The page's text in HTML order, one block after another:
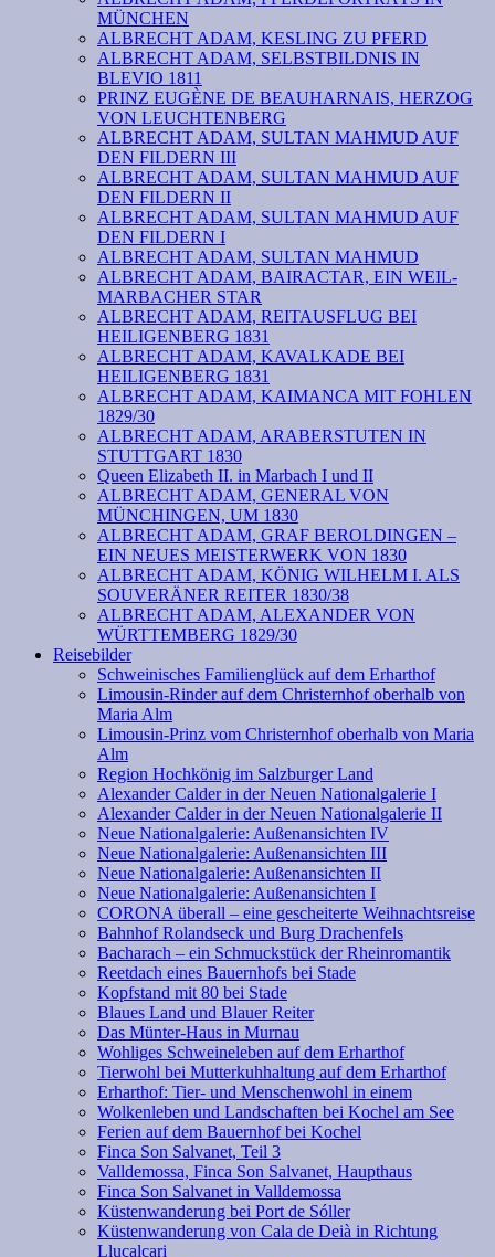
MÜNCHEN
ALBRECHT ADAM, KESLING ZU PFERD
ALBRECHT ADAM, SELBSTBILDNIS IN
BLEVIO 1811
PRINZ EUGÈNE DE BEAUHARNAIS, HERZOG
VON LEUCHTENBERG
ALBRECHT ADAM, SULTAN MAHMUD AUF
DEN FILDERN III
ALBRECHT ADAM, SULTAN MAHMUD AUF
DEN FILDERN II
ALBRECHT ADAM, SULTAN MAHMUD AUF
DEN FILDERN I
ALBRECHT ADAM, SULTAN MAHMUD
ALBRECHT ADAM, BAIRACTAR, EIN WEIL-
MARBACHER STAR
ALBRECHT ADAM, REITAUSFLUG BEI
HEILIGENBERG 1831
ALBRECHT ADAM, KAVALKADE BEI
HEILIGENBERG 1831
ALBRECHT ADAM, KAIMANCA MIT FOHLEN
1829/30
ALBRECHT ADAM, ARABERSTUTEN IN
STUTTGART 1830
Queen Elizabeth II. in Marbach I und II
ALBRECHT ADAM, GENERAL VON
MÜNCHINGEN, UM 1830
ALBRECHT ADAM, GRAF BEROLDINGEN –
EIN NEUES MEISTERWERK VON 1830
ALBRECHT ADAM, KÖNIG WILHELM I. ALS
SOUVERÄNER REITER 1830/38
ALBRECHT ADAM, ALEXANDER VON
WÜRTTEMBERG 1829/30
Reisebilder
Schweinisches Familienglück auf dem Erharthof
Limousin-Rinder auf dem Christernhof oberhalb von
Maria Alm
Limousin-Prinz vom Christernhof oberhalb von Maria
Alm
Region Hochkönig im Salzburger Land
Alexander Calder in der Neuen Nationalgalerie I
Alexander Calder in der Neuen Nationalgalerie II
Neue Nationalgalerie: Außenansichten IV
Neue Nationalgalerie: Außenansichten III
Neue Nationalgalerie: Außenansichten II
Neue Nationalgalerie: Außenansichten I
CORONA überall – eine gescheiterte Weihnachtsreise
Bahnhof Rolandseck und Burg Drachenfels
Bacharach – ein Schmuckstück der Rheinromantik
Reetdach eines Bauernhofs bei Stade
Kopfstand mit 80 bei Stade
Blaues Land und Blauer Reiter
Das Münter-Haus in Murnau
Wohliges Schweineleben auf dem Erharthof
Tierwohl bei Mutterkuhhaltung auf dem Erharthof
Erharthof: Tier- und Menschenwohl in einem
Wolkenleben und Landschaften bei Kochel am See
Ferien auf dem Bauernhof bei Kochel
Finca Son Salvanet, Teil 3
Valldemossa, Finca Son Salvanet, Haupthaus
Finca Son Salvanet in Valldemossa
Küstenwanderung bei Port de Sóller
Küstenwanderung von Cala de Deià in Richtung
Llucalcari